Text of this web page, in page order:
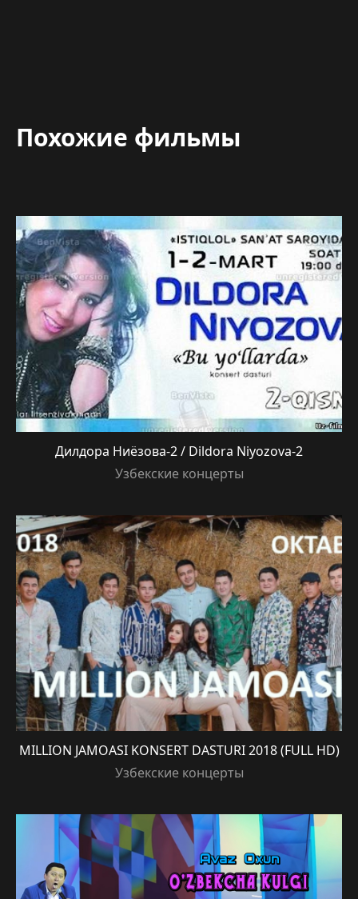
Похожие фильмы
Дилдора Ниёзова-2 / Dildora Niyozova-2
Узбекские концерты
MILLION JAMOASI KONSERT DASTURI 2018 (FULL HD)
Узбекские концерты